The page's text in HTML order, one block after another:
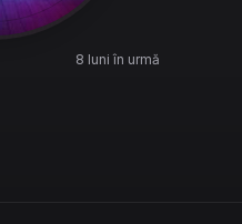
8 luni în urmă